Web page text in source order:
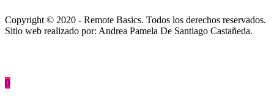
Copyright © 2020 - Remote Basics. Todos los derechos reservados.
Sitio web realizado por: Andrea Pamela De Santiago Castañeda.
0